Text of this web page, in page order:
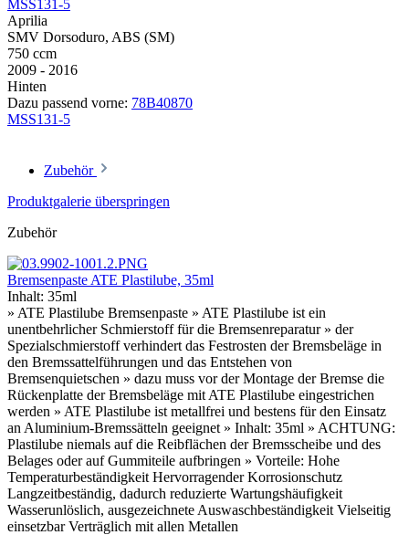
MSS131-5
Aprilia
SMV Dorsoduro, ABS (SM)
750 ccm
2009 - 2016
Hinten
Dazu passend vorne: 78B40870
MSS131-5
Zubehör
Produktgalerie überspringen
Zubehör
Bremsenpaste ATE Plastilube, 35ml
Inhalt: 35ml
» ATE Plastilube Bremsenpaste » ATE Plastilube ist ein
unentbehrlicher Schmierstoff für die Bremsenreparatur » der
Spezialschmierstoff verhindert das Festrosten der Bremsbeläge in
den Bremssattelführungen und das Entstehen von
Bremsenquietschen » dazu muss vor der Montage der Bremse die
Rückenplatte der Bremsbeläge mit ATE Plastilube eingestrichen
werden » ATE Plastilube ist metallfrei und bestens für den Einsatz
an Aluminium-Bremssätteln geeignet » Inhalt: 35ml » ACHTUNG:
Plastilube niemals auf die Reibflächen der Bremsscheibe und des
Belages oder auf Gummiteile aufbringen » Vorteile: Hohe
Temperaturbeständigkeit Hervorragender Korrosionschutz
Langzeitbeständig, dadurch reduzierte Wartungshäufigkeit
Wasserunlöslich, ausgezeichnete Auswaschbeständigkeit Vielseitig
einsetzbar Verträglich mit allen Metallen